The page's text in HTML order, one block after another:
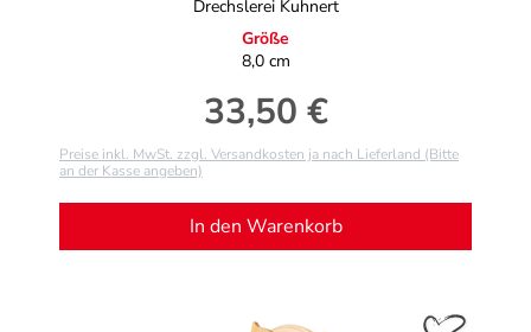
Drechslerei Kuhnert
Größe
8,0 cm
Regulärer Preis:
33,50 €
Preise inkl. MwSt. zzgl. Versandkosten ja nach Lieferland (Bitte
an der Kasse angeben)
In den Warenkorb